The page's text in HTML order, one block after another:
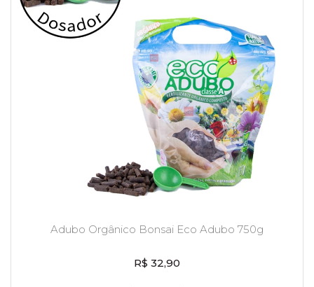
Adubo Orgânico Bonsai Eco Adubo 750g
R$ 32,90